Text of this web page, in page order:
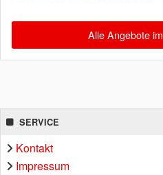
Alle Angebote
SERVICE
Kontakt
Impressum